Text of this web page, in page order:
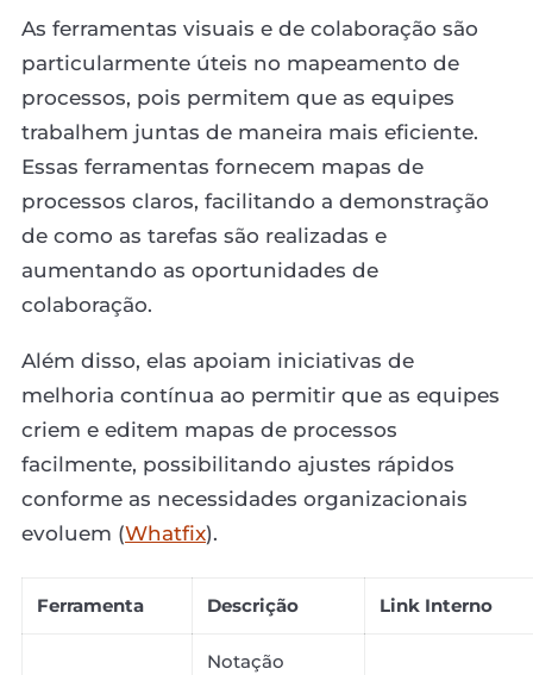
As ferramentas visuais e de colaboração são
particularmente úteis no mapeamento de
processos, pois permitem que as equipes
trabalhem juntas de maneira mais eficiente.
Essas ferramentas fornecem mapas de
processos claros, facilitando a demonstração
de como as tarefas são realizadas e
aumentando as oportunidades de
colaboração.
Além disso, elas apoiam iniciativas de
melhoria contínua ao permitir que as equipes
criem e editem mapas de processos
facilmente, possibilitando ajustes rápidos
conforme as necessidades organizacionais
evoluem (Whatfix).
Ferramenta Descrição Link Interno
Notação